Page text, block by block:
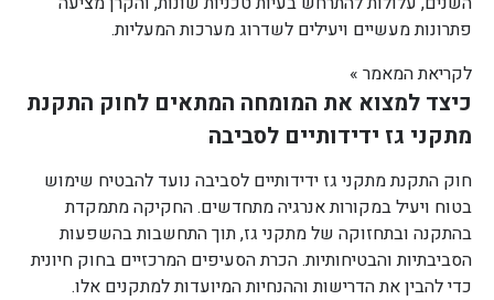
פתרונות מעשיים ויעילים לשדרוג מערכות המעליות.
לקריאת המאמר »
כיצד למצוא את המומחה המתאים לחוק התקנת
מתקני גז ידידותיים לסביבה
חוק התקנת מתקני גז ידידותיים לסביבה נועד להבטיח שימוש
בטוח ויעיל במקורות אנרגיה מתחדשים. החקיקה מתמקדת
בהתקנה ובתחזוקה של מתקני גז, תוך התחשבות בהשפעות
הסביבתיות והבטיחותיות. הכרת הסעיפים המרכזיים בחוק חיונית
כדי להבין את הדרישות וההנחיות המיועדות למתקנים אלו.